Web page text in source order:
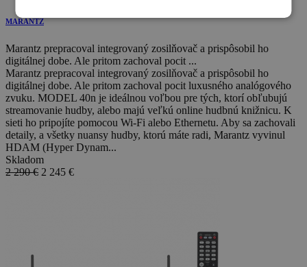
MARANTZ
Marantz prepracoval integrovaný zosilňovač a prispôsobil ho
digitálnej dobe. Ale pritom zachoval pocit ...
Marantz prepracoval integrovaný zosilňovač a prispôsobil ho
digitálnej dobe. Ale pritom zachoval pocit luxusného analógového
zvuku. MODEL 40n je ideálnou voľbou pre tých, ktorí obľubujú
streamovanie hudby, alebo majú veľkú online hudbnú knižnicu. K
sieti ho pripojíte pomocou Wi-Fi alebo Ethernetu. Aby sa zachovali
detaily, a všetky nuansy hudby, ktorú máte radi, Marantz vyvinul
HDAM (Hyper Dynam...
Skladom
2 290 € 2 245 €